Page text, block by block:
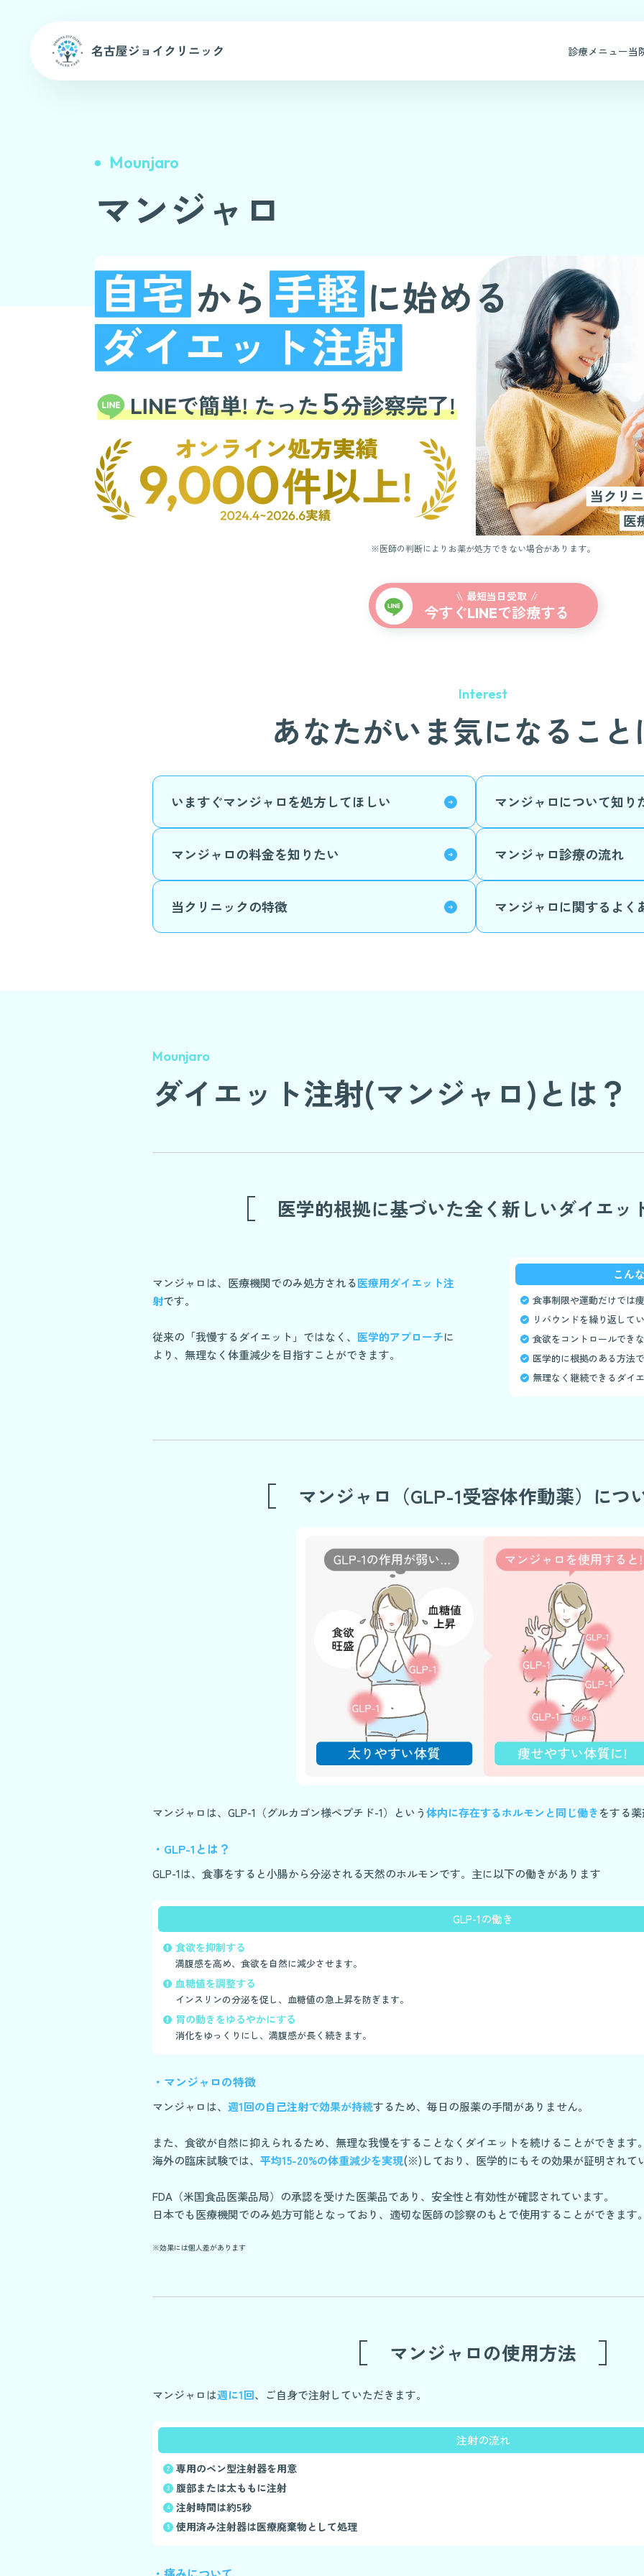
診療メニュー当
Mounjaro
マンジャロ
※医師の判断によりお薬が処方できない場合があります。
最短当日受取
今すぐLINEで診療する
Interest
あなたがいま気になること
いますぐマンジャロを処方してほしい マンジャロについて知り
マンジャロの料金を知りたい マンジャロ診療の流れ
当クリニックの特徴 マンジャロに関するよく
Mounjaro
ダイエット注射(マンジャロ)とは？
医学的根拠に基づいた全く新しいダイエッ
マンジャロは、医療機関でのみ処方される医療用ダイエット注
射です。
従来の「我慢するダイエット」ではなく、 医学的アプローチに
より、無理なく体重減少を目指すことができます。
こん
食事制限や運動だけでは
リバウンドを繰り返して
食欲をコントロールでき
医学的に根拠のある方法
無理なく継続できるダイ
マンジャロ （GLP-1受容体作動薬）につ
マンジャロは、GLP-1（グルカゴン様ペプチド-1）という体内に存在するホルモンと同じ働きをする
・GLP-1とは？
GLP-1は、食事をすると小腸から分泌される天然のホルモンです。主に以下の働きがあります
GLP-1の働き
食欲を抑制する
満腹感を高め、食欲を自然に減少させます。
血糖値を調整する
インスリンの分泌を促し、血糖値の急上昇を防ぎます。
胃の動きをゆるやかにする
消化をゆっくりにし、満腹感が長く続きます。
・マンジャロの特徴
マンジャロは、 週1回の自己注射で効果が持続するため、毎日の服薬の手間がありません。
また、食欲が自然に抑えられるため、無理な我慢をすることなくダイエットを続けることができます
海外の臨床試験では、 平均15-20%の体重減少を実現(※)しており、医学的にもその効果が証明されて
FDA（米国食品医薬品局）の承認を受けた医薬品であり、安全性と有効性が確認されています。
日本でも医療機関でのみ処方可能となっており、適切な医師の診察のもとで使用することができます
※効果には個人差があります
マンジャロの使用方法
マンジャロは週に1回、ご自身で注射していただきます。
注射の流れ
専用のペン型注射器を用意
腹部または太ももに注射
注射時間は約5秒
使用済み注射器は医療廃棄物として処理